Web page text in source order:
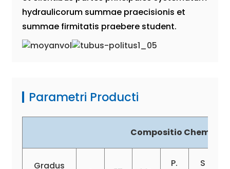
hydraulicorum summae praecisionis et
summae firmitatis praebere student.
Parametri Producti
Compositio Chemica
Gradus
P. S